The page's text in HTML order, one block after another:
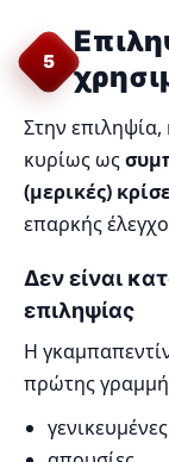
5
Στην επιληψία,
κυρίως ως
(μερικές)
επαρκής
Δεν είναι
επιληψίας
Η
πρώτης